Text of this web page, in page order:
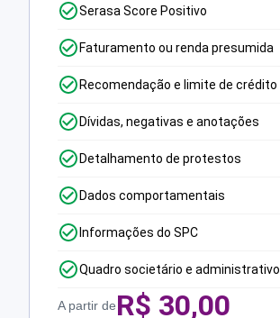
Serasa Score Positivo
Faturamento ou renda presumida
Recomendação e limite de crédito
Dívidas, negativas e anotações
Detalhamento de protestos
Dados comportamentais
Informações do SPC
Quadro societário e administrativo
A partir deR$ 30,00